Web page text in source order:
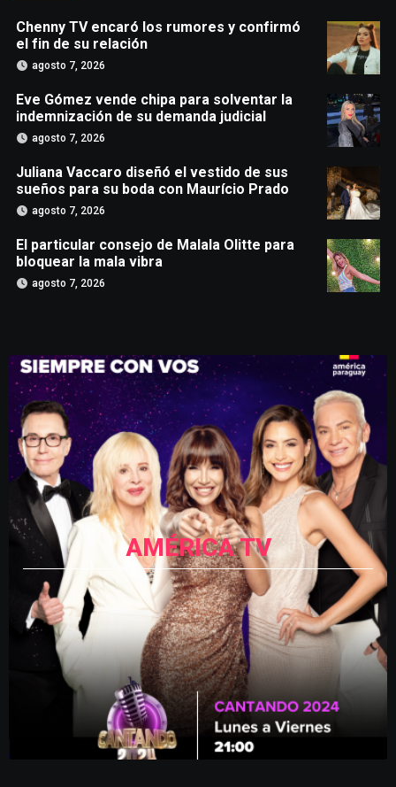
Chenny TV encaró los rumores y confirmó
el fin de su relación
agosto 7, 2026
Eve Gómez vende chipa para solventar la
indemnización de su demanda judicial
agosto 7, 2026
Juliana Vaccaro diseñó el vestido de sus
sueños para su boda con Maurício Prado
agosto 7, 2026
El particular consejo de Malala Olitte para
bloquear la mala vibra
agosto 7, 2026
AMÉRICA TV